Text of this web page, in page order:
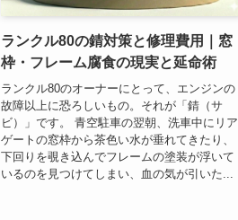
ランクル80の錆対策と修理費用｜窓
枠・フレーム腐食の現実と延命術
ランクル80のオーナーにとって、エンジンの
故障以上に恐ろしいもの。それが「錆（サ
ビ）」です。 青空駐車の翌朝、洗車中にリア
ゲートの窓枠から茶色い水が垂れてきたり、
下回りを覗き込んでフレームの塗装が浮いて
いるのを見つけてしまい、血の気が引いた...